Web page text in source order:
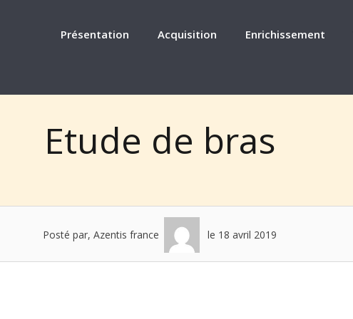
Présentation Acquisition Enrichissement
Etude de bras
Posté par, Azentis france le 18 avril 2019